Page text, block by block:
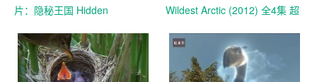
片：隐秘王国 Hidden
版 Hidden Kingdoms+小巨人
1080p下载
Wildest Arctic (2012) 全4集 超